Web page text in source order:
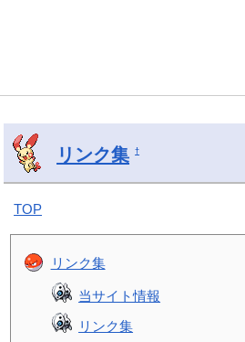
リンク集 †
TOP
リンク集
当サイト情報
リンク集